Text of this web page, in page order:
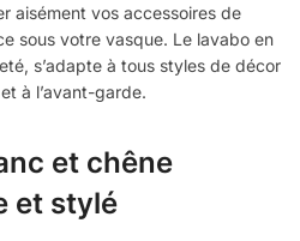
aisément vos accessoires de
sous votre vasque. Le lavabo en
s’adapte à tous styles de décor
à l’avant-garde.
et chêne
et stylé